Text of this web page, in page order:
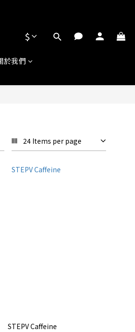
$
於我們
24 Items per page
STEPV Caffeine